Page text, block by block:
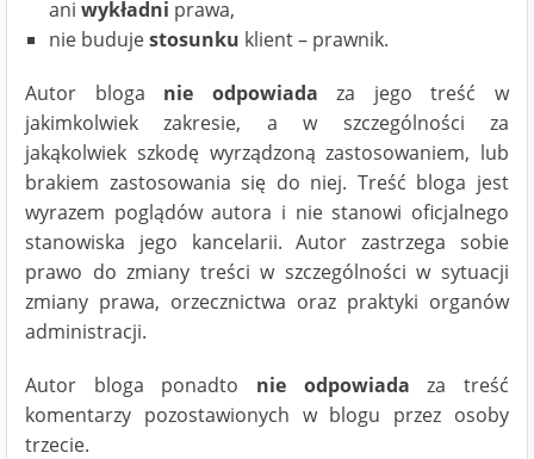
ani wykładni prawa,
nie budujestosunku klient – prawnik.
Autor bloga nie odpowiadaza jego treść w
jakimkolwiek zakresie, a w szczególności za
jakąkolwiek szkodę wyrządzoną zastosowaniem, lub
brakiem zastosowania się do niej. Treść bloga jest
wyrazem poglądów autora i nie stanowi oficjalnego
stanowiska jego kancelarii. Autor zastrzega sobie
prawo do zmiany treści w szczególności w sytuacji
zmiany prawa, orzecznictwa oraz praktyki organów
administracji.
Autor bloga ponadto nie odpowiadaza treść
komentarzy pozostawionych w blogu przez osoby
trzecie.